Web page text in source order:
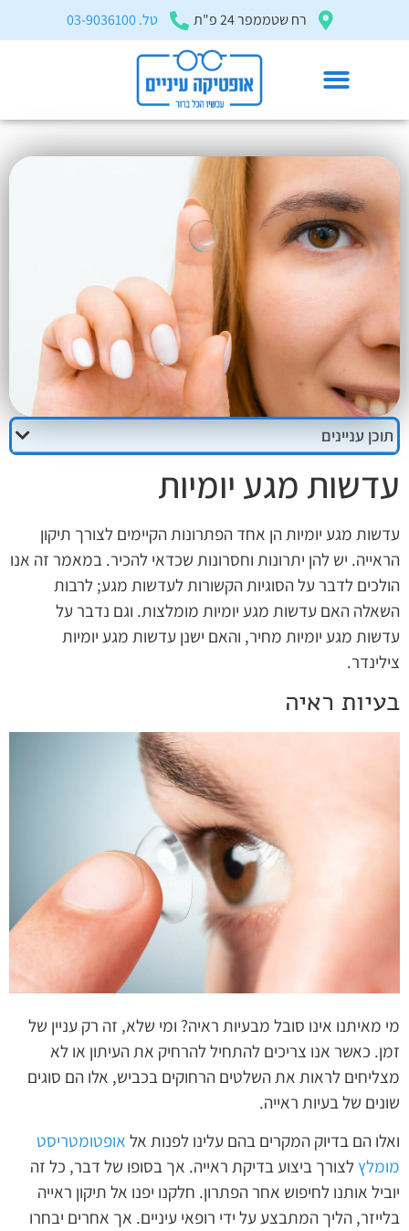
זֶה
"המרכז
הישראלי
לְהַנְגָּשָׁת
אָתָרִים".
הַמְּסַיַּעַת
לִנְגִישׁוּת
הָאֲתָר.
לִפְתִיחַת
הֵנְּגִישׁוּת
לְחַץ
ALT+0
רח שטממפר 24 פ"ת טל. 03-9036100
עדשות מגע יומיות
מאמרים ומדריכים
תוכן עניינים
עדשות מגע יומיות
עדשות מגע יומיות הן אחד הפתרונות הקיימים לצורך תיקון
הראייה. יש להן יתרונות וחסרונות שכדאי להכיר. במאמר זה אנו
הולכים לדבר על הסוגיות הקשורות לעדשות מגע; לרבות
השאלה האם עדשות מגע יומיות מומלצות. וגם נדבר על
עדשות מגע יומיות מחיר, והאם ישנן עדשות מגע יומיות
צילינדר.
בעיות ראיה
מי מאיתנו אינו סובל מבעיות ראיה? ומי שלא, זה רק עניין של
זמן. כאשר אנו צריכים להתחיל להרחיק את העיתון או לא
מצליחים לראות את השלטים הרחוקים בכביש, אלו הם סוגים
שונים של בעיות ראייה.
ואלו הם בדיוק המקרים בהם עלינו לפנות אל אופטומטריסט
מומלץ לצורך ביצוע בדיקת ראייה. אך בסופו של דבר, כל זה
יוביל אותנו לחיפוש אחר הפתרון. חלקנו יפנו אל תיקון ראייה
בלייזר, הליך המתבצע על ידי רופאי עיניים. אך אחרים יבחרו